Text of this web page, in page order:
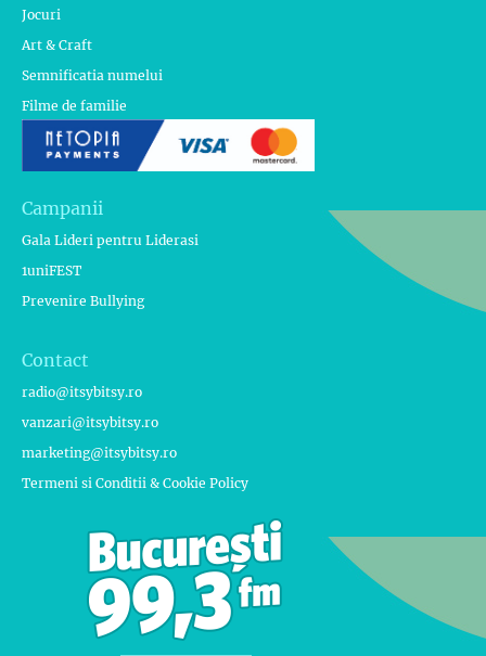
Jocuri
Art & Craft
Semnificatia numelui
Filme de familie
Campanii
Gala Lideri pentru Liderasi
1uniFEST
Prevenire Bullying
Contact
radio@itsybitsy.ro
vanzari@itsybitsy.ro
marketing@itsybitsy.ro
Termeni si Conditii & Cookie Policy